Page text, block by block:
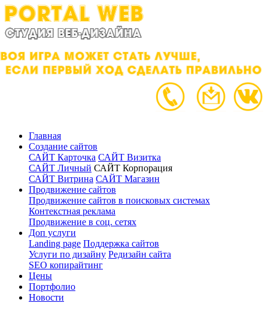
Главная
Создание сайтов
САЙТ Карточка САЙТ Визитка
САЙТ Личный САЙТ Корпорация
САЙТ Витрина САЙТ Магазин
Продвижение сайтов
Продвижение сайтов в поисковых системах
Контекстная реклама
Продвижение в соц. сетях
Доп услуги
Landing page Поддержка сайтов
Услуги по дизайну Редизайн сайта
SEO копирайтинг
Цены
Портфолио
Новости